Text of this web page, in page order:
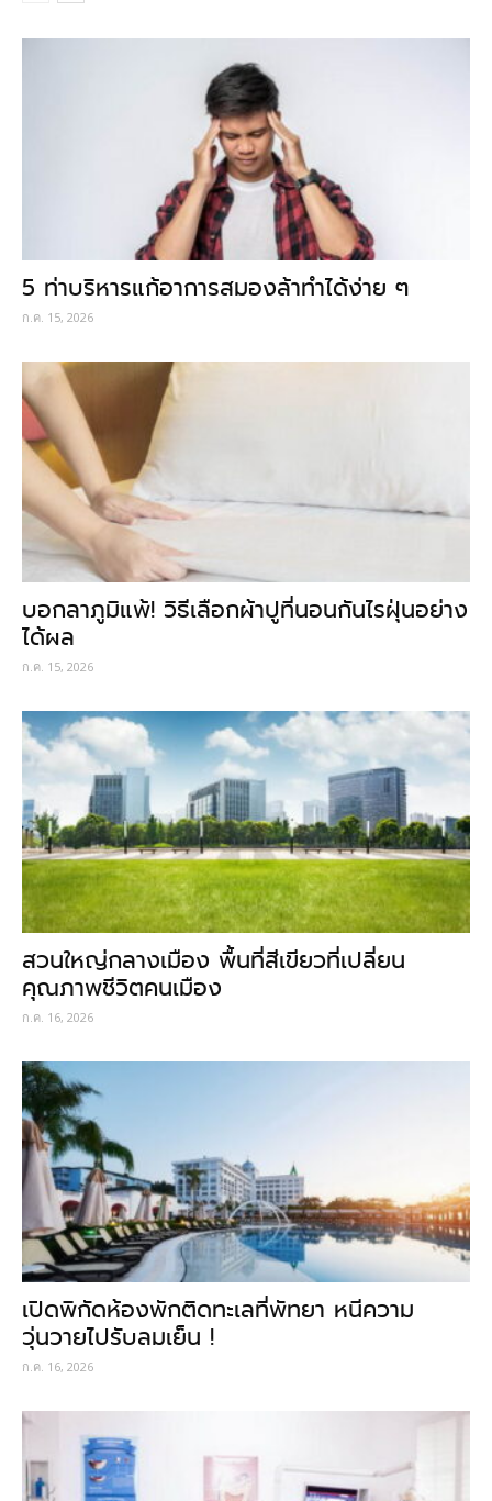
5 ท่าบริหารแก้อาการสมองล้าทำได้ง่าย ๆ
ก.ค. 15, 2026
บอกลาภูมิแพ้! วิธีเลือกผ้าปูที่นอนกันไรฝุ่นอย่าง
ได้ผล
ก.ค. 15, 2026
สวนใหญ่กลางเมือง พื้นที่สีเขียวที่เปลี่ยน
คุณภาพชีวิตคนเมือง
ก.ค. 16, 2026
เปิดพิกัดห้องพักติดทะเลที่พัทยา หนีความ
วุ่นวายไปรับลมเย็น !
ก.ค. 16, 2026